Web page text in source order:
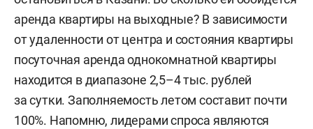
аренда квартиры на выходные? В зависимости
от удаленности от центра и состояния квартиры
посуточная аренда однокомнатной квартиры
находится в диапазоне 2,5–4 тыс. рублей
за сутки. Заполняемость летом составит почти
100%. Напомню, лидерами спроса являются